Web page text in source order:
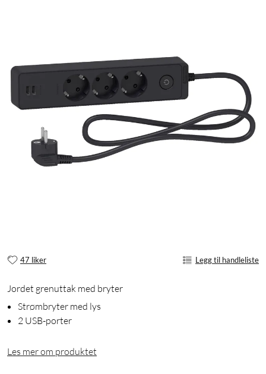
47 liker Legg til handleliste
Jordet grenuttak med bryter
Strømbryter med lys
2 USB-porter
Les mer om produktet